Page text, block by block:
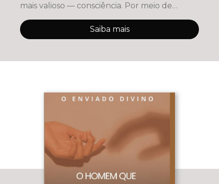
mais valioso — consciência. Por meio de
Saiba mais